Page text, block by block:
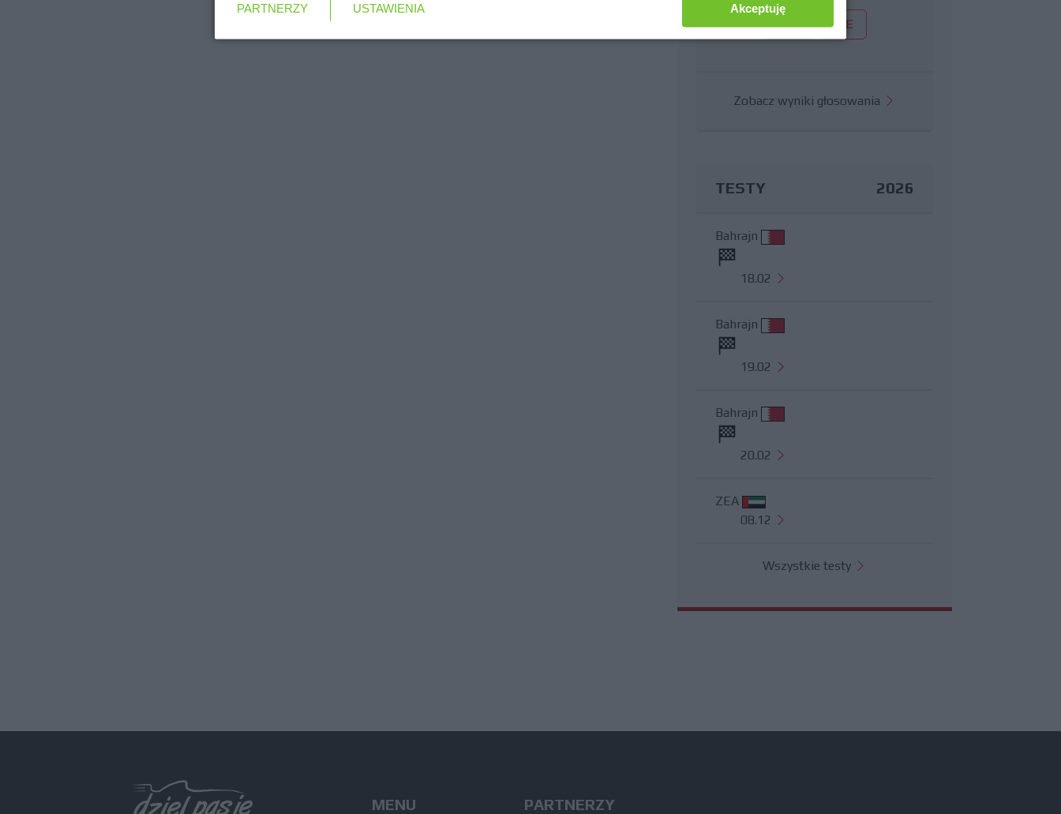
TAK NIE
Zobacz wyniki głosowania
TESTY 2026
Bahrajn
18.02
Bahrajn
19.02
Bahrajn
20.02
ZEA
08.12
Wszystkie testy
MENU PARTNERZY
PARTNERZY USTAWIENIA Akceptuję